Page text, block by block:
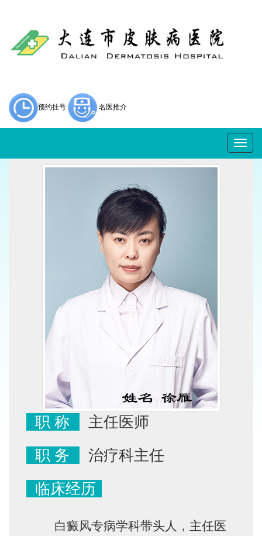
预约挂号 名医推介
职 称
主任医师
职 务
治疗科主任
临床经历
白癜风专病学科带头人，主任医